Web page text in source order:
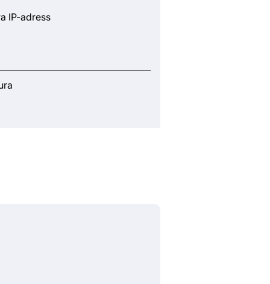
IP-adress